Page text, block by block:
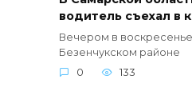
водитель съехал в
Вечером в
Безенчукском районе
0
133